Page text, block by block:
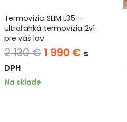
Termovízia SLIM L35 –
ultraľahká termovízia 2v1
pre váš lov
2 130€ Pôvodná
1 990 €Aktuálna
s
DPH
Na sklade